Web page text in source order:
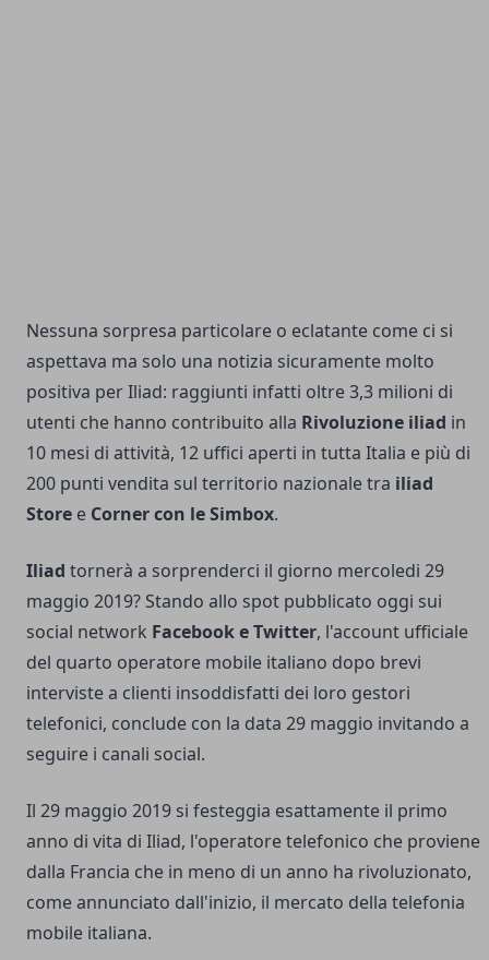
Nessuna sorpresa particolare o eclatante come ci si
aspettava ma solo una notizia sicuramente molto
positiva per Iliad: raggiunti infatti oltre 3,3 milioni di
utenti che hanno contribuito alla Rivoluzione iliad in
10 mesi di attività, 12 uffici aperti in tutta Italia e più di
200 punti vendita sul territorio nazionale tra iliad
Store e Corner con le Simbox.
Iliad tornerà a sorprenderci il giorno mercoledi 29
maggio 2019? Stando allo spot pubblicato oggi sui
social network Facebook e Twitter, l'account ufficiale
del quarto operatore mobile italiano dopo brevi
interviste a clienti insoddisfatti dei loro gestori
telefonici, conclude con la data 29 maggio invitando a
seguire i canali social.
Il 29 maggio 2019 si festeggia esattamente il primo
anno di vita di Iliad, l'operatore telefonico che proviene
dalla Francia che in meno di un anno ha rivoluzionato,
come annunciato dall'inizio, il mercato della telefonia
mobile italiana.